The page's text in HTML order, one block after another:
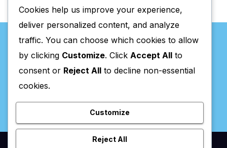
Valpaços Online
Cookies help us improve your experience,
deliver personalized content, and analyze
traffic. You can choose which cookies to allow
by clicking Customize. Click Accept All to
consent or Reject All to decline non-essential
cookies.
Customize
Reject All